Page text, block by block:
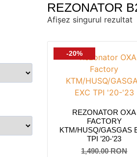
REZONATOR
Afișez singurul rezultat
-20%
REZONATOR OXA
FACTORY
KTM/HUSQ/GASGAS
TPI ’20-’23
1,490.00RON